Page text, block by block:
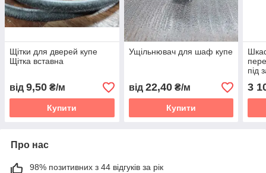
Щітки для дверей купе
Щітка вставна
від 9,50 ₴/м
Купити
Ущільнювач для шаф купе
від 22,40₴/м
Купити
під
3
Про нас
98% позитивних з 44 відгуків за рік